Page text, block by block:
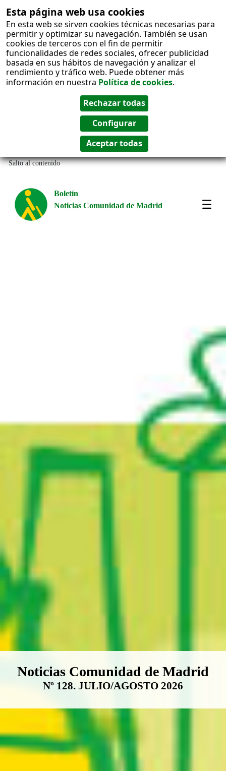
Esta página web usa cookies
En esta web se sirven cookies técnicas necesarias para
permitir y optimizar su navegación. También se usan
cookies de terceros con el fin de permitir
funcionalidades de redes sociales, ofrecer publicidad
basada en sus hábitos de navegación y analizar el
rendimiento y tráfico web. Puede obtener más
información en nuestra Política de cookies.
Salto al contenido
Boletín
Noticias Comunidad de Madrid
Boletín Noticias Comunidad de
Noticias Comunidad de Madrid
Nº 128. JULIO/AGOSTO 2026